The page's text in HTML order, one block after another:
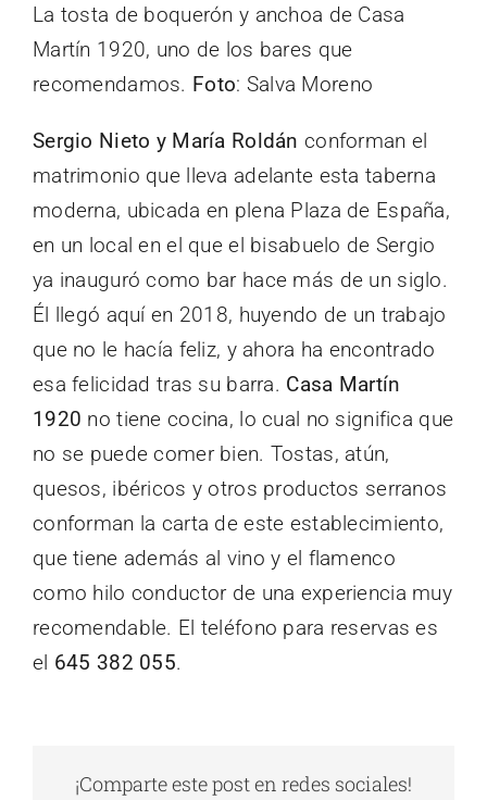
La tosta de boquerón y anchoa de Casa
Martín 1920, uno de los bares que
recomendamos. Foto: Salva Moreno
Sergio Nieto y María Roldán conforman el
matrimonio que lleva adelante esta taberna
moderna, ubicada en plena Plaza de España,
en un local en el que el bisabuelo de Sergio
ya inauguró como bar hace más de un siglo.
Él llegó aquí en 2018, huyendo de un trabajo
que no le hacía feliz, y ahora ha encontrado
esa felicidad tras su barra. Casa Martín
1920 no tiene cocina, lo cual no significa que
no se puede comer bien. Tostas, atún,
quesos, ibéricos y otros productos serranos
conforman la carta de este establecimiento,
que tiene además al vino y el flamenco
como hilo conductor de una experiencia muy
recomendable. El teléfono para reservas es
el 645 382 055.
¡Comparte este post en redes sociales!